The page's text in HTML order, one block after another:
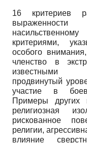
16 критериев
критериями,
особого
членство в
известными
продвинутый
участие в
Примеры других
религиозная
рискованное
религии,
влияние